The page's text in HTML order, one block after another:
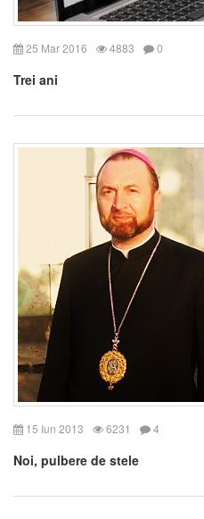
25 Mar 2016 4883 0
Trei ani
15 Iun 2013 6231 4
Noi, pulbere de stele